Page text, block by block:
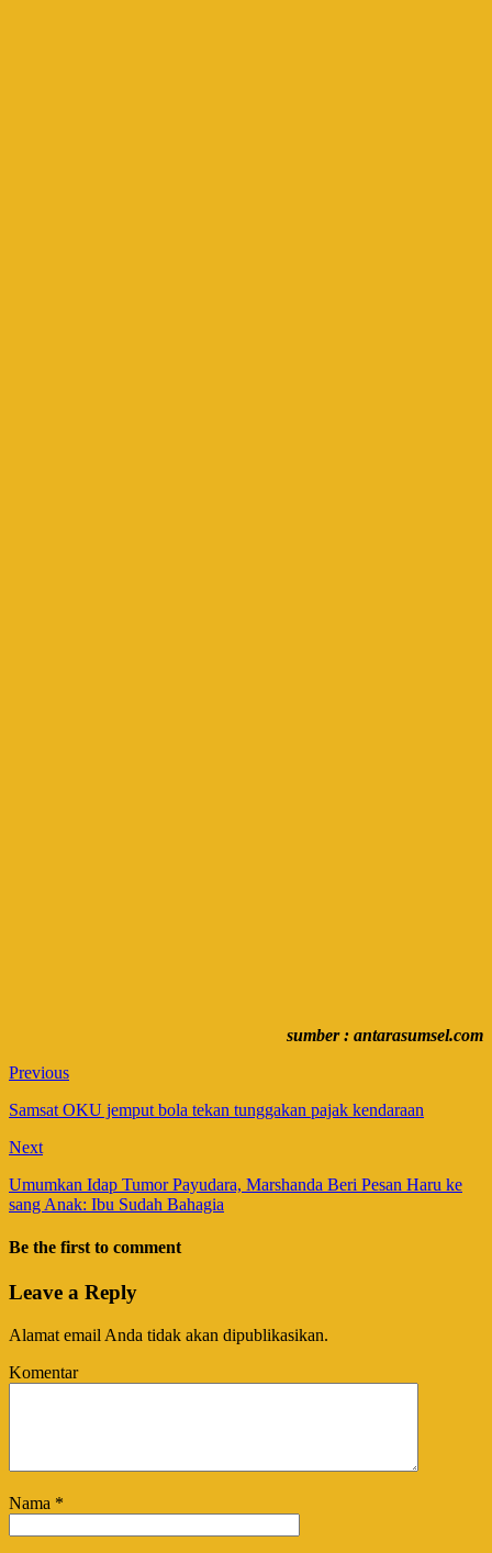
sumber : antarasumsel.com
Previous
Samsat OKU jemput bola tekan tunggakan pajak kendaraan
Next
Umumkan Idap Tumor Payudara, Marshanda Beri Pesan Haru ke
sang Anak: Ibu Sudah Bahagia
Be the first to comment
Leave a Reply
Alamat email Anda tidak akan dipublikasikan.
Komentar
Nama *